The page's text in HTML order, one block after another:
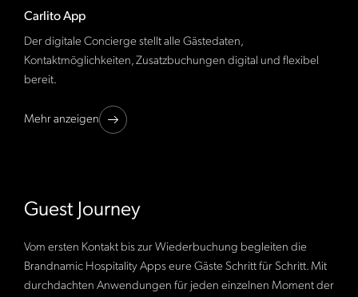
Carlito App
Der digitale Concierge stellt alle Gästedaten,
Kontaktmöglichkeiten, Zusatzbuchungen digital und flexibel
bereit.
Mehr anzeigen
Guest Journey
Vom ersten Kontakt bis zur Wiederbuchung begleiten die
Brandnamic Hospitality Apps eure Gäste Schritt für Schritt. Mit
durchdachten Anwendungen für jeden einzelnen Moment der